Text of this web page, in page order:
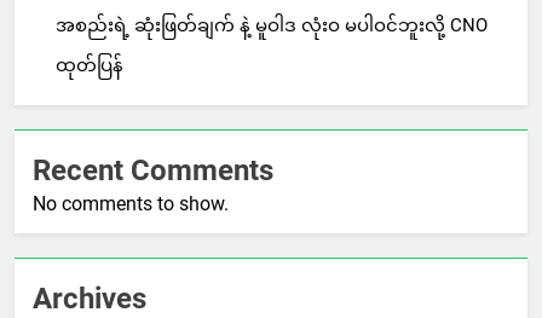
အစည်းရဲ့ ဆုံးဖြတ်ချက် နဲ့ မူဝါဒ လုံးဝ မပါဝင်ဘူးလို့ CNO
ထုတ်ပြန်
Recent Comments
No comments to show.
Archives